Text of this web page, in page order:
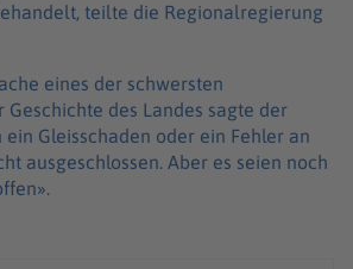
teilte die Regionalregierung
eines der schwersten
des Landes sagte der
ein Gleisschaden oder ein Fehler an
ausgeschlossen. Aber es seien noch